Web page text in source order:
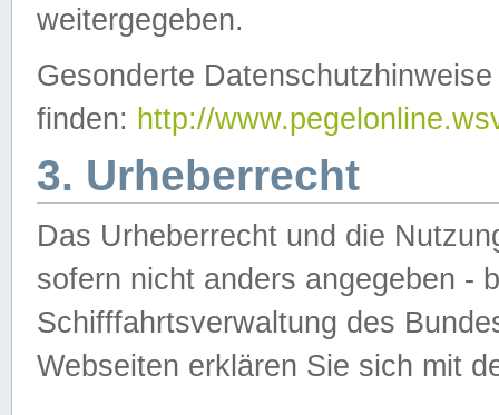
weitergegeben.
Gesonderte
finden: http://
3. Urheberrecht
Das Urheberrecht und die
sofern nicht anders angegeben -
Schifffahrtsverwaltung des
Webseiten erklären Sie sich mit